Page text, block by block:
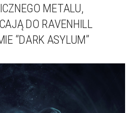
METALU,
DO RAVENHILL
“DARK ASYLUM”